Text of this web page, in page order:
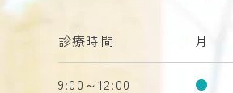
診療時間 月
9:00～12:00 ●